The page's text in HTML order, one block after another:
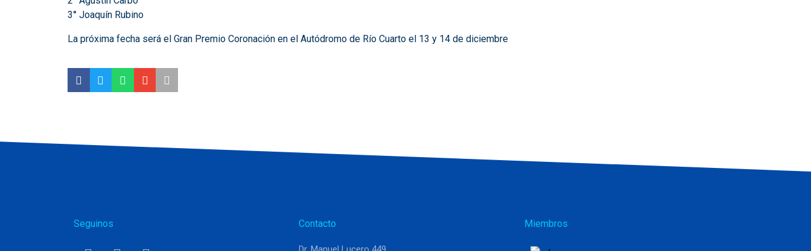
3° Joaquín Rubino
La próxima fecha será el Gran Premio Coronación en el Autódromo de Río Cuarto el 13 y 14 de diciembre
Seguinos Contacto Miembros